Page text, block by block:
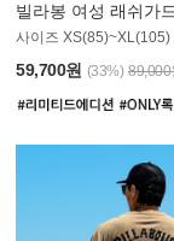
사이즈 XS(85)~XL(105)
59,700원 (33%) 89,000